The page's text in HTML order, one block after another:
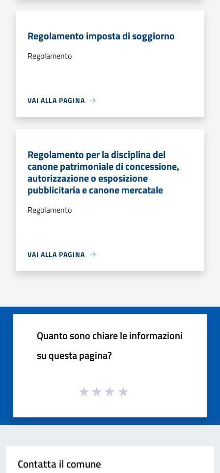
Regolamento imposta di soggiorno
Regolamento
VAI ALLA PAGINA
Regolamento per la disciplina del
canone patrimoniale di concessione,
autorizzazione o esposizione
pubblicitaria e canone mercatale
Regolamento
VAI ALLA PAGINA
Quanto sono chiare le informazioni
su questa pagina?
Contatta il comune